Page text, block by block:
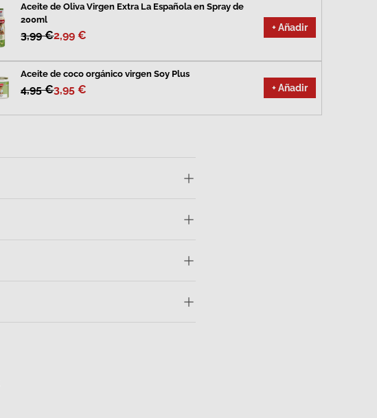
Aceite de Oliva Virgen Extra La Española en Spray de
200ml
3,99 €2,99 €
+ Añadir
Aceite de coco orgánico virgen Soy Plus
4,95 €3,95 € + Añadir